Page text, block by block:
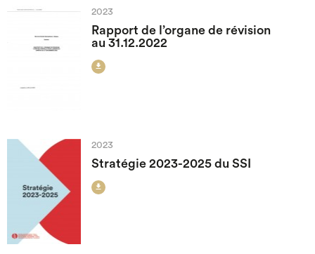
2023
Rapport de l’organe de révision
au 31.12.2022

2023
Stratégie 2023-2025 du SSI
